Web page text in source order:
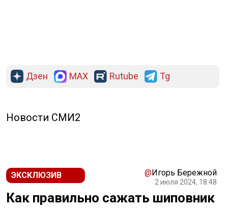
Дзен MAX Rutube Tg
Новости СМИ2
ЭКСКЛЮЗИВ @Игорь Бережной
2 июля 2024, 18:48
Как правильно сажать шиповник